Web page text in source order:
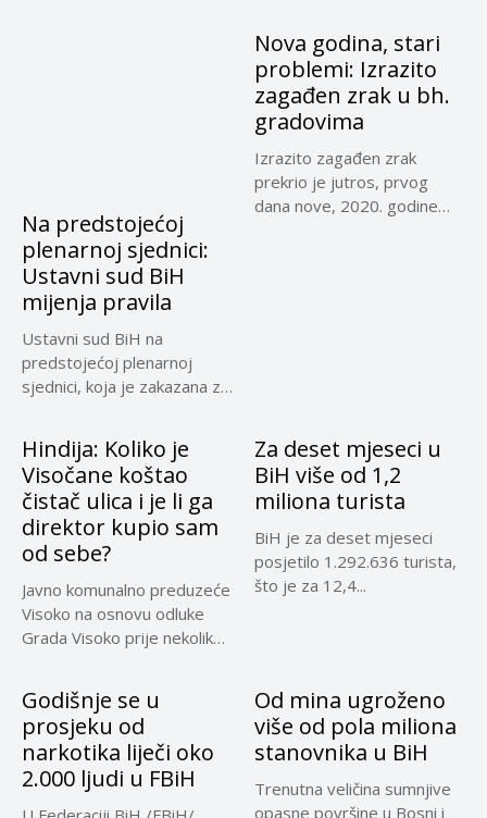
Na predstojećoj
plenarnoj sjednici:
Ustavni sud BiH
mijenja pravila
Ustavni sud BiH na
predstojećoj plenarnoj
sjednici, koja je zakazana za
Nova godina, stari
problemi: Izrazito
zagađen zrak u bh.
gradovima
Izrazito zagađen zrak
prekrio je jutros, prvog
dana nove, 2020. godine
Hindija: Koliko je
Visočane koštao
čistač ulica i je li ga
direktor kupio sam
od sebe?
Javno komunalno preduzeće
Visoko na osnovu odluke
Grada Visoko prije nekoliko
Za deset mjeseci u
BiH više od 1,2
miliona turista
BiH je za deset mjeseci
posjetilo 1.292.636 turista,
što je za 12,4...
Godišnje se u
prosjeku od
narkotika liječi oko
2.000 ljudi u FBiH
Od mina ugroženo
više od pola miliona
stanovnika u BiH
Trenutna veličina sumnjive
opasne površine u Bosni i